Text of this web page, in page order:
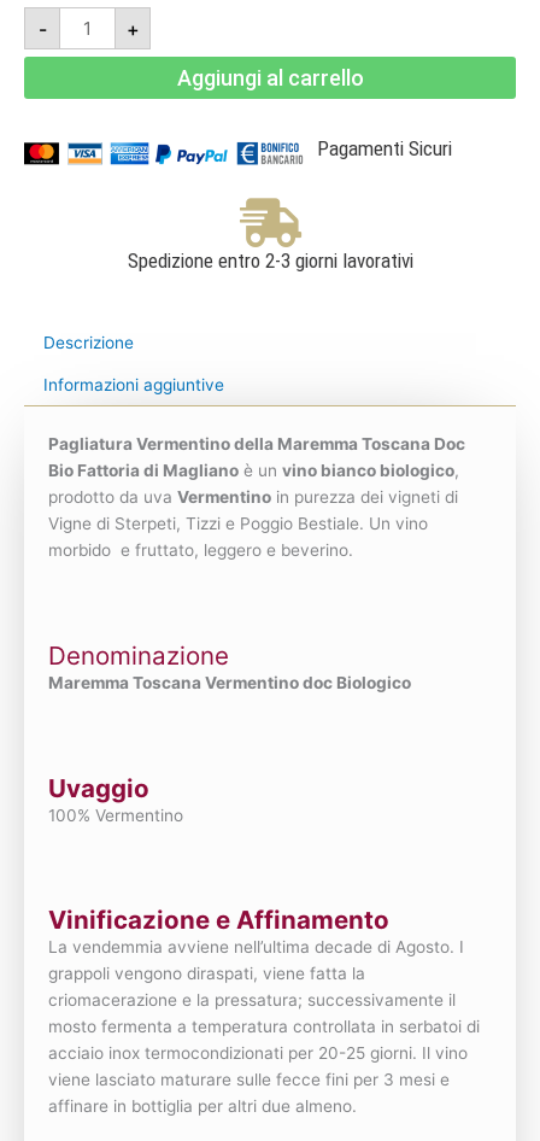
-
Pagliatura
2024
-
Vermentino
Bio
Fattoria
+
Aggiungi al carrello
Pagamenti Sicuri
Spedizione entro 2-3 giorni lavorativi
Descrizione
Informazioni aggiuntive
Pagliatura Vermentino della Maremma Toscana Doc
Bio Fattoria di Magliano è un vino bianco biologico,
prodotto da uva Vermentino in purezza dei vigneti di
Vigne di Sterpeti, Tizzi e Poggio Bestiale. Un vino
morbido e fruttato, leggero e beverino.
Denominazione
Maremma Toscana Vermentino doc Biologico
Uvaggio
100% Vermentino
Vinificazione e Affinamento
La vendemmia avviene nell’ultima decade di Agosto. I
grappoli vengono diraspati, viene fatta la
criomacerazione e la pressatura; successivamente il
mosto fermenta a temperatura controllata in serbatoi di
acciaio inox termocondizionati per 20-25 giorni. Il vino
viene lasciato maturare sulle fecce fini per 3 mesi e
affinare in bottiglia per altri due almeno.